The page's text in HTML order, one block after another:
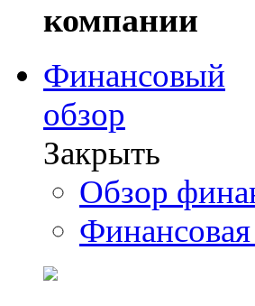
компании
Финансовый
обзор
Закрыть
Обзор